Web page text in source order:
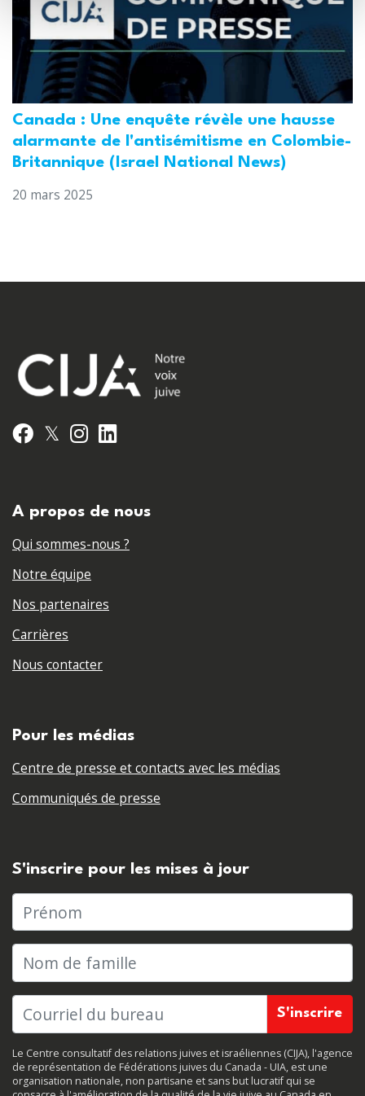
Canada : Une enquête révèle une hausse
alarmante de l'antisémitisme en Colombie-
Britannique (Israel National News)
20 mars 2025
Facebook
𝕏 Instagram
A propos de nous
Qui sommes-nous ?
Notre équipe
Nos partenaires
Carrières
Nous contacter
Pour les médias
Centre de presse et contacts avec les médias
Communiqués de presse
S'inscrire pour les mises à jour
Prénom
Nom de famille
Le Centre consultatif des relations juives et israéliennes (CIJA), l'agence
de représentation de Fédérations juives du Canada - UIA, est une
organisation nationale, non partisane et sans but lucratif qui se